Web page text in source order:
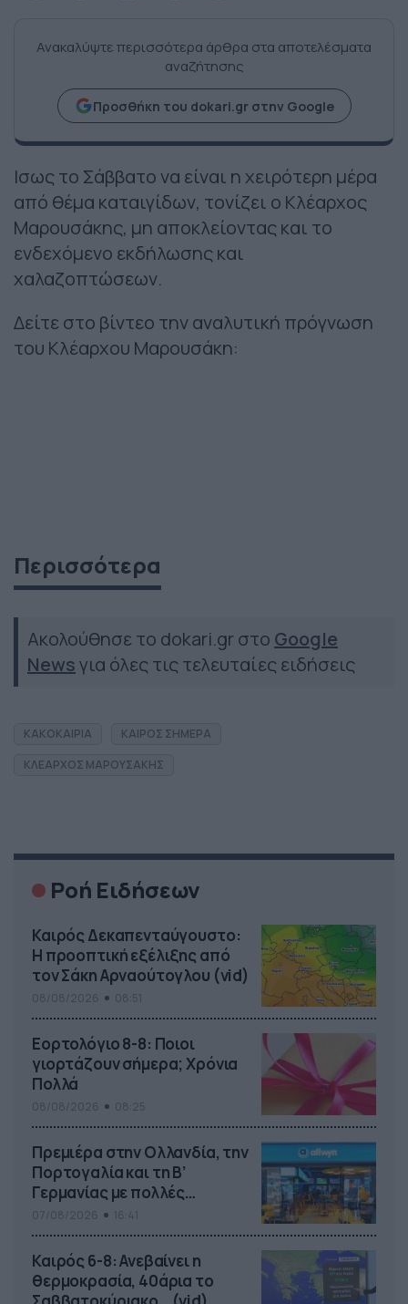
Ανακαλύψτε περισσότερα άρθρα στα αποτελέσματα
αναζήτησης
Προσθήκη του dokari.gr στην Google
Ισως το Σάββατο να είναι η χειρότερη μέρα
από θέμα καταιγίδων, τονίζει ο Κλέαρχος
Μαρουσάκης, μη αποκλείοντας και το
ενδεχόμενο εκδήλωσης και
χαλαζοπτώσεων.
Δείτε στο βίντεο την αναλυτική πρόγνωση
του Κλέαρχου Μαρουσάκη:
Περισσότερα
Ακολούθησε το dokari.gr στο Google
Newsγια όλες τις τελευταίες ειδήσεις
ΚΑΚΟΚΑΙΡΙΑ
ΚΑΙΡΟΣ ΣΗΜΕΡΑ
ΚΛΕΑΡΧΟΣ ΜΑΡΟΥΣΑΚΗΣ
Ροή Ειδήσεων
Καιρός Δεκαπενταύγουστο:
Η προοπτική εξέλιξης από
τον Σάκη Αρναούτογλου (vid)
Εορτολόγιο 8-8: Ποιοι
γιορτάζουν σήμερα; Χρόνια
Πολλά
Πρεμιέρα στην Ολλανδία, την
Πορτογαλία και τη Β’
Γερμανίας με πολλές
στοιχηματικές επιλογές από
το ΠΑΜΕ ΣΤΟΙΧΗΜΑ
Καιρός 6-8: Ανεβαίνει η
θερμοκρασία, 40άρια το